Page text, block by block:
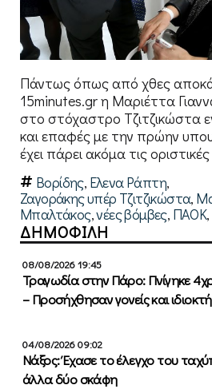
Πάντως όπως από χθες
15minutes.gr η Μαριέττα
στο στόχαστρο Τζιτζικώστα
και επαφές με την πρώην
έχει πάρει ακόμα τις
Βορίδης, Ελενα Ράπτη,
Ζαγοράκης υπέρ Τζιτζικώστα,
Μπαλτάκος,νέες βόμβες, ΠΑΟΚ,
ΔΗΜΟΦΙΛΗ
08/08/2026 19:45
Τραγωδία στην Πάρο: Πνίγηκε
– Προσήχθησαν γονείς και
04/08/2026 09:02
Νάξος: Έχασε το έλεγχο του
άλλα δύο σκάφη